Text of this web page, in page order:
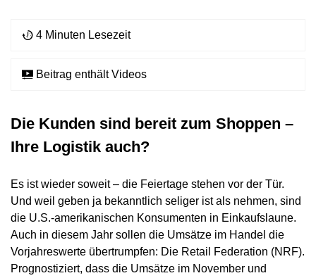
4 Minuten Lesezeit
Beitrag enthält Videos
Die Kunden sind bereit zum Shoppen –
Ihre Logistik auch?
Es ist wieder soweit – die Feiertage stehen vor der Tür.
Und weil geben ja bekanntlich seliger ist als nehmen, sind
die U.S.-amerikanischen Konsumenten in Einkaufslaune.
Auch in diesem Jahr sollen die Umsätze im Handel die
Vorjahreswerte übertrumpfen: Die Retail Federation (NRF).
Prognostiziert, dass die Umsätze im November und